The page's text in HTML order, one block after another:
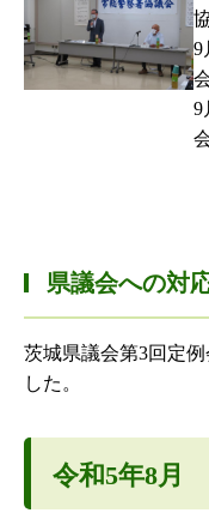
9
9
県議会への対
茨城県議会第3回定
した。
令和5年8月